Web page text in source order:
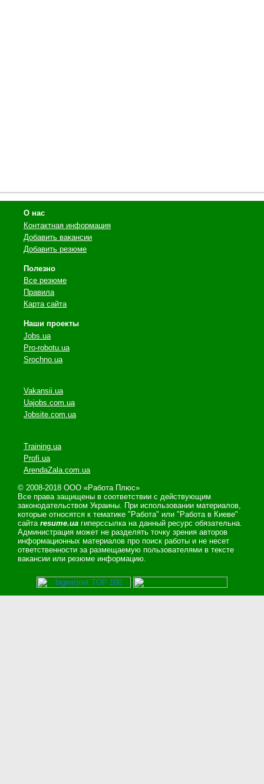
О нас
Контактная информация
Добавить вакансии
Добавить резюме
Полезно
Все резюме
Правила
Карта сайта
Наши проекты
Jobs.ua
Pro-robotu.ua
Srochno.ua
Vakansii.ua
Uajobs.com.ua
Jobsite.com.ua
Training.ua
Profi.ua
ArendaZala.com.ua
© 2008-2018 ООО «Работа Плюс»
Все права защищены в соответствии с действующим
законодательством Украины. При использовании материалов,
которые относятся к тематике "Работа" или "Работа в Киеве"
сайта resume.ua гиперссылка на данный ресурс обязательна.
Администрация может не разделять точку зрения авторов
информационных материалов про поиск работы и не несет
ответственности за размещаемую пользователями в тексте
вакансии или резюме информацию.